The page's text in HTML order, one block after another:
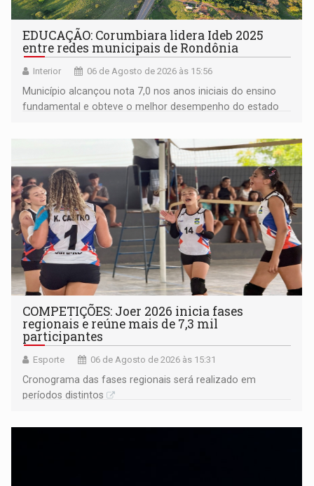
EDUCAÇÃO: Corumbiara lidera Ideb 2025
entre redes municipais de Rondônia
Interior 06 de Agosto de 2026 às 15:56
Município alcançou nota 7,0 nos anos iniciais do ensino
fundamental e obteve o melhor desempenho do estado
COMPETIÇÕES: Joer 2026 inicia fases
regionais e reúne mais de 7,3 mil
participantes
Esporte 06 de Agosto de 2026 às 15:31
Cronograma das fases regionais será realizado em
períodos distintos